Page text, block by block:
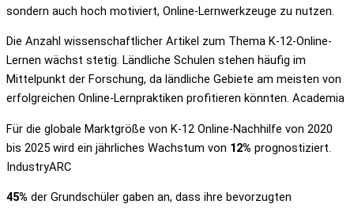
sondern auch hoch motiviert, Online-Lernwerkzeuge zu nutzen.
Die Anzahl wissenschaftlicher Artikel zum Thema K-12-Online-
Lernen wächst stetig. Ländliche Schulen stehen häufig im
Mittelpunkt der Forschung, da ländliche Gebiete am meisten von
erfolgreichen Online-Lernpraktiken profitieren könnten. Academia
Für die globale Marktgröße von K-12 Online-Nachhilfe von 2020
bis 2025 wird ein jährliches Wachstum von 12% prognostiziert.
IndustryARC
45% der Grundschüler gaben an, dass ihre bevorzugten